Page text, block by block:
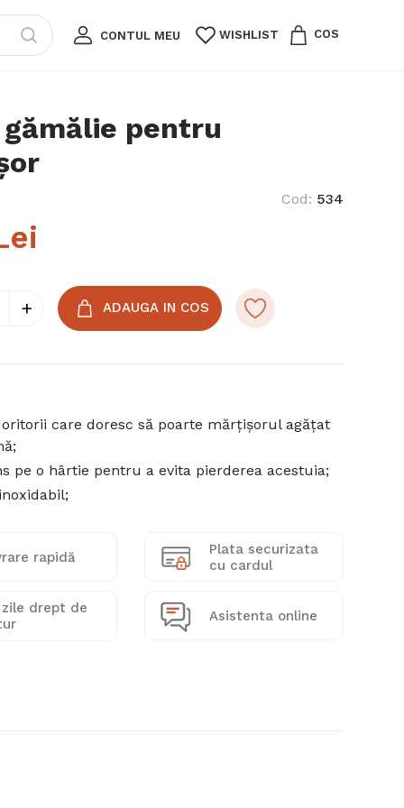
CONTUL MEU WISHLIST COS
pentru
Cod: 534
+ ADAUGA IN COS
care doresc să poarte mărțișorul agățat
pe o hârtie pentru a evita pierderea acestuia;
rapidă
Plata securizata
cu cardul
zile drept de
Asistenta online